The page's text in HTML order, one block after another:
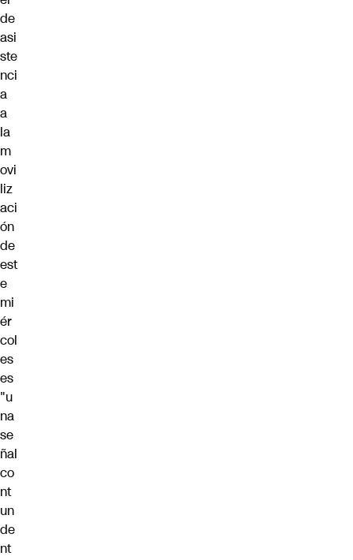
de
asi
ste
nci
a
a
la
m
ovi
liz
aci
ón
de
est
e
mi
ér
col
es
es
"u
na
se
ñal
co
nt
un
de
nt